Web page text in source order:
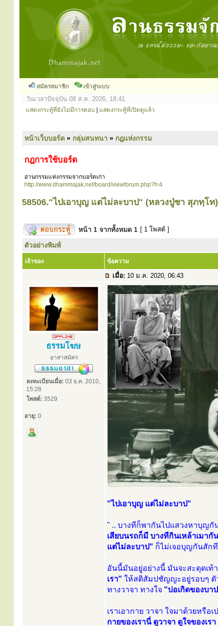
สมัครสมาชิก เข้าสู่ระบบ
วันเวลาปัจจุบัน 08 ส.ค. 2026, 18:41
แสดงกระทู้ที่ยังไม่มีการตอบ แสดงกระทู้ที่เปิดดูแล้ว
หน้าเว็บบอร์ด » กลุ่มสนทนา » กฎแห่งกรรม
กฎการใช้บอร์ด
อ่านกรรมแห่งกรรมจากบอร์ดเก่า
http://www.dhammajak.net/board/viewforum.php?f=4
58506."ไปเอาบุญ แต่ไม่ละบาป" (หลวงปู่ชา สุภทฺโท)
หน้า 1 จากทั้งหมด 1 [ 1 โพสต์ ]
ตัวอย่างพิมพ์
เจ้าของ ข้อความ
เมื่อ: 10 ม.ค. 2020, 06:43
ธรรมโฆษ
อาสาสมัคร
ลงทะเบียนเมื่อ: 03 ธ.ค. 2010,
15:28
โพสต์: 3529
อายุ: 0
"ไปเอาบุญ แต่ไม่ละบาป"
" .. บางทีก็พากันไปแสวงหาบุญ
เสียบนรถก็มี บางทีกินเหล้าเมา
แต่ไม่ละบาป" ก็ไม่เจอบุญกันสัก
อันนี้มันอยู่อย่างนี้ มันจะสะดุดเท้
เรา" ให้สติสัมปชัญญะอยู่รอบๆ ตั
ทางวาจา ทางใจ "บ่อเกิดของบ
เราเอากาย วาจา ใจมาด้วยหรื
กายของเรานี่ ดูวาจา ดูใจของเ